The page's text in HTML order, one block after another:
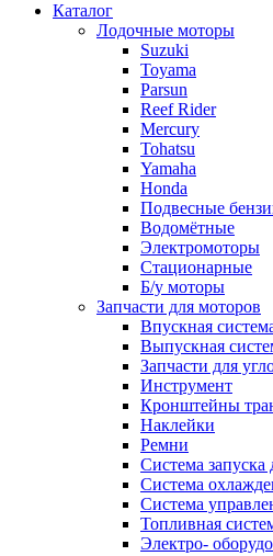
Каталог
Лодочные моторы
Suzuki
Toyama
Parsun
Reef Rider
Mercury
Tohatsu
Yamaha
Honda
Подвесные
Водомётные
Электромоторы
Стационарные
Б/у моторы
Запчасти для моторов
Впускная
Выпускная
Запчасти для
Инструмент
Кронштейны
Наклейки
Ремни
Система запуска
Система
Система
Топливная
Электро-